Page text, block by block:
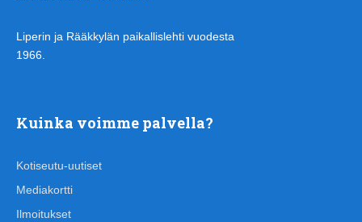
Liperin ja Rääkkylän paikallislehti vuodesta
1966.
Kuinka voimme palvella?
Kotiseutu-uutiset
Mediakortti
Ilmoitukset